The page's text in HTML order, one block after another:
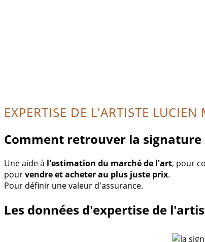
EXPERTISE DE L'ARTISTE LUCIEN
Comment retrouver la
Une aide à l'estimation du marché de l'art, pour
pourvendre et acheter au plus juste prix.
Pour définir une valeur d'assurance.
Les données d'expertise de